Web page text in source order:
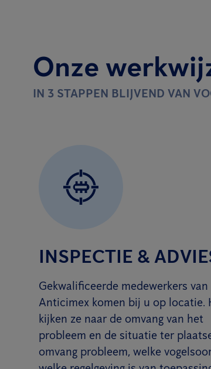
Onze
IN 3 STAPPEN BLIJVEND VAN
INSPECTIE &
Gekwalificeerde medewerkers van
Anticimex komen bij u op locatie.
kijken ze naar de omvang van het
probleem en de situatie ter
omvang probleem, welke